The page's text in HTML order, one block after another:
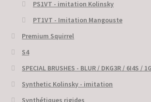
PS1VT - imitation Kolinsky
PT1VT - Imitation Mangouste
Premium Squirrel
S4
SPECIAL BRUSHES - BLUR / DKG3R / 6I4S /
Synthetic Kolinsky - imitation
Synthétiques rigides